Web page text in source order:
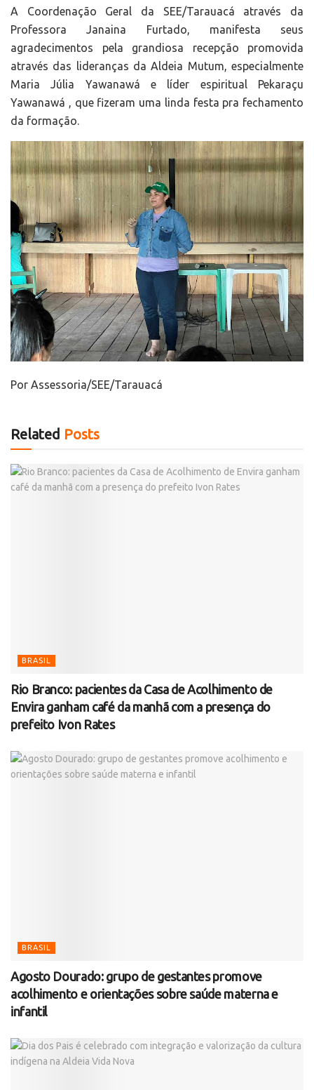
A Coordenação Geral da SEE/Tarauacá através da
Professora Janaina Furtado, manifesta seus
agradecimentos pela grandiosa recepção promovida
através das lideranças da Aldeia Mutum, especialmente
Maria Júlia Yawanawá e líder espiritual Pekaraçu
Yawanawá , que fizeram uma linda festa pra fechamento
da formação.
Por Assessoria/SEE/Tarauacá
Related Posts
BRASIL
Rio Branco: pacientes da Casa de Acolhimento de
Envira ganham café da manhã com a presença do
prefeito Ivon Rates
BRASIL
Agosto Dourado: grupo de gestantes promove
acolhimento e orientações sobre saúde materna e
infantil